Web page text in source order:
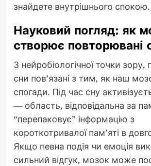
знайдете внутрішнього спокою.
Науковий погляд: як
створює повторювані
З нейробіологічної точки зору,
сни пов’язані з тим, як наш
спогади. Під час сну
— область, відповідальна за
“перепаковує” інформацію з
короткотривалої пам’яті в
Якщо певна подія чи емоція
сильний відгук, мозок може